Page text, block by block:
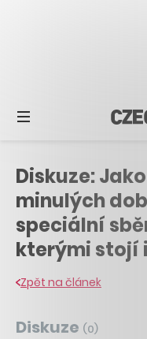
Diskuze:
minulých
speciální
kterými stojí
Zpět na článek
Diskuze (0)